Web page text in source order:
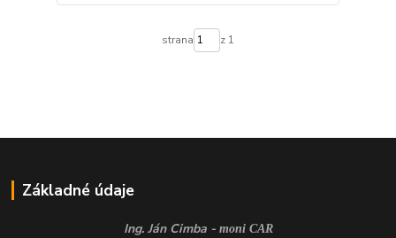
strana z 1
Základné údaje
Ing. Ján Cimba - moni CAR